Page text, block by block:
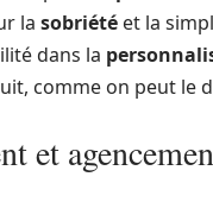
la sobriété et la
dans la
comme on peut le
et